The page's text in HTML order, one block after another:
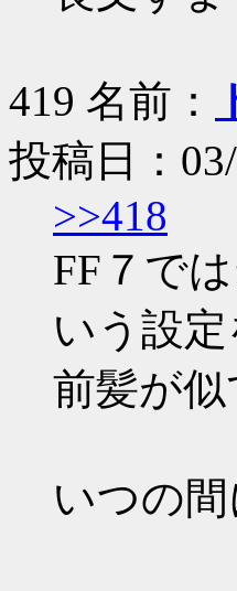
419 名前：
投稿日：
>>418
FF７で
いう設
前髪が
いつの